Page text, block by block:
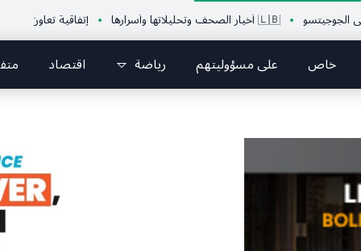
🇱🇧 أخيار الصحف وتحليلاتها وأسرارها إتفاقية تعاون بين الإتحاد
خاص على مسؤوليتهم رياضة اقتصاد